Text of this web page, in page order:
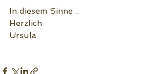
In diesem Sinne...
Herzlich
Ursula